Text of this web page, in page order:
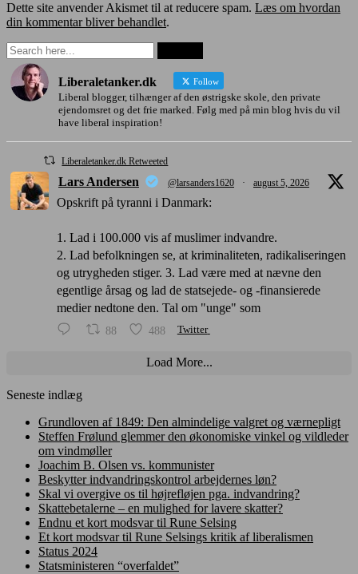
Dette site anvender Akismet til at reducere spam. Læs om hvordan
din kommentar bliver behandlet.
Liberaletanker.dk Follow
Liberal blogger, tilhænger af den østrigske skole, den private
ejendomsret og det frie marked. Følg med på min blog hvis du vil
have liberal inspiration!
Liberaletanker.dk Retweeted
Lars Andersen @larsanders1620 · august 5, 2026
Opskrift på tyranni i Danmark:
1. Lad i 100.000 vis af muslimer indvandre.
2. Lad befolkningen se, at kriminaliteten, radikaliseringen
og utrygheden stiger. 3. Lad være med at nævne den
egentlige årsag og lad de statsejede- og -finansierede
medier nedtone den. Tal om "unge" som
88 488 Twitter
Load More...
Seneste indlæg
Grundloven af 1849: Den almindelige valgret og værnepligt
Steffen Frølund glemmer den økonomiske vinkel og vildleder
om vindmøller
Joachim B. Olsen vs. kommunister
Beskytter indvandringskontrol arbejdernes løn?
Skal vi overgive os til højrefløjen pga. indvandring?
Skattebetalerne – en mulighed for lavere skatter?
Endnu et kort modsvar til Rune Selsing
Et kort modsvar til Rune Selsings kritik af liberalismen
Status 2024
Statsministeren “overfaldet”